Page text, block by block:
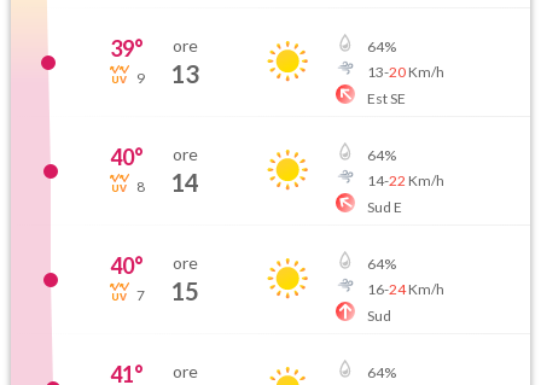
39°
9
ore
13
64%
13-20Km/h
Est SE
40°
8
ore
14
64%
14-22 Km/h
Sud E
40°
7
ore
15
64%
16-24Km/h
Sud
41° ore 64%